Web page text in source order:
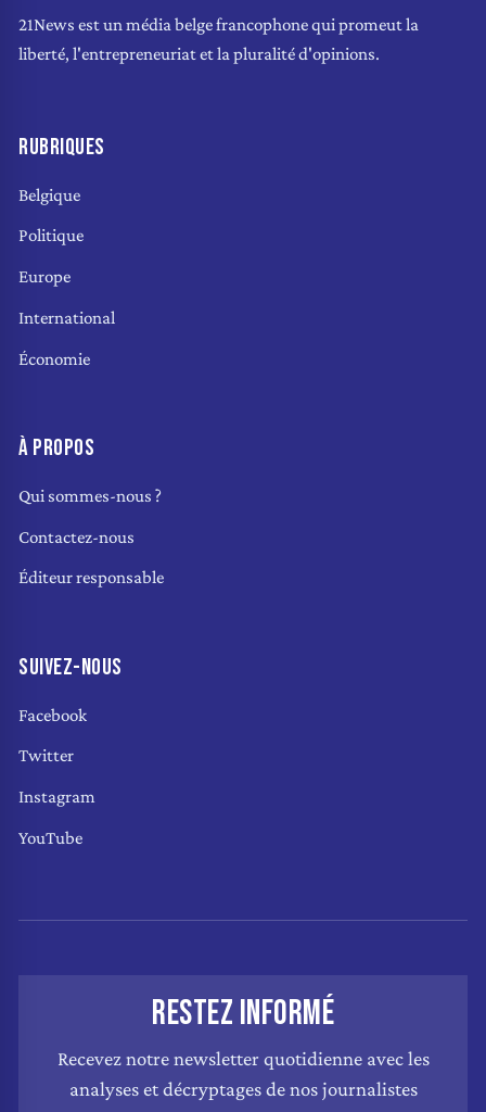
21News est un média belge francophone qui promeut la
liberté, l'entrepreneuriat et la pluralité d'opinions.
RUBRIQUES
Belgique
Politique
Europe
International
Économie
À PROPOS
Qui sommes-nous ?
Contactez-nous
Éditeur responsable
SUIVEZ-NOUS
Facebook
Twitter
Instagram
YouTube
RESTEZ INFORMÉ
Recevez notre newsletter quotidienne avec les
analyses et décryptages de nos journalistes